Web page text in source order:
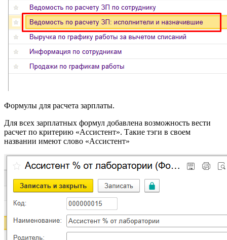
Формулы для расчета зарплаты.
Для всех зарплатных формул добавлена возможность вести
расчет по критерию «Ассистент». Такие тэги в своем
названии имеют слово «Ассистент»